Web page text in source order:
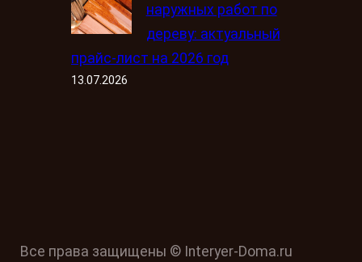
наружных работ по
дереву: актуальный
прайс-лист на 2026 год
13.07.2026
Все права защищены © Interyer-Doma.ru